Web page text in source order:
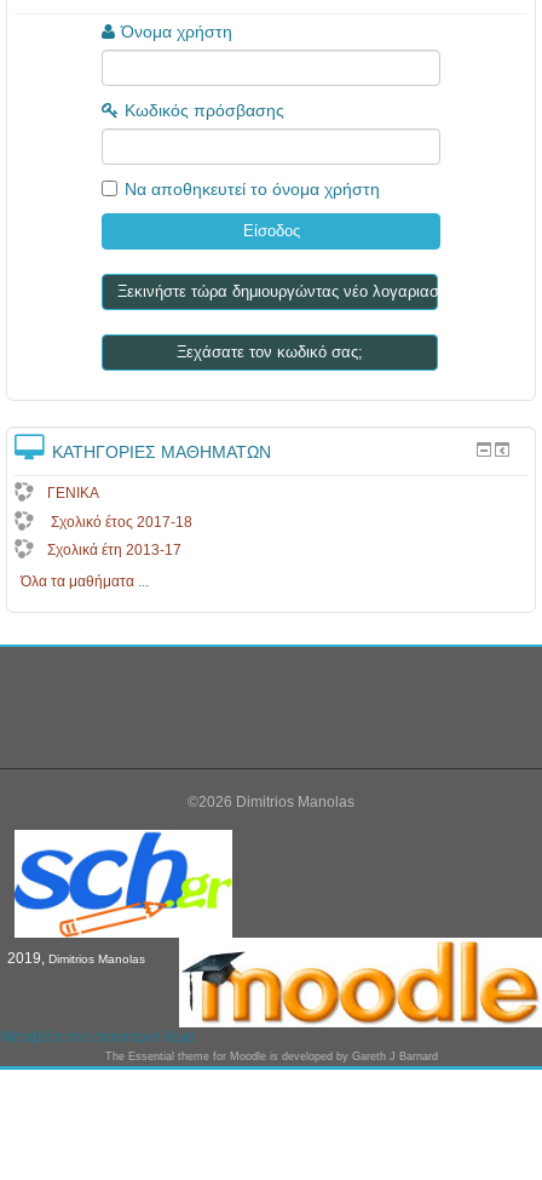
Όνομα χρήστη
Κωδικός πρόσβασης
Να αποθηκευτεί το όνομα χρήστη
Ξεκινήστε τώρα δημιουργώντας νέο λογαριασμό!
Ξεχάσατε τον κωδικό σας;
ΚΑΤΗΓΟΡΊΕΣ ΜΑΘΗΜΆΤΩΝ
ΓΕΝΙΚΑ
Σχολικό έτος 2017-18
Σχολικά έτη 2013-17
Όλα τα μαθήματα ...
©2026 Dimitrios Manolas
2019, Dimitrios Manolas
Μεταβείτε στο στάνταρντ θέμα
The Essential theme for Moodle is developed by Gareth J Barnard